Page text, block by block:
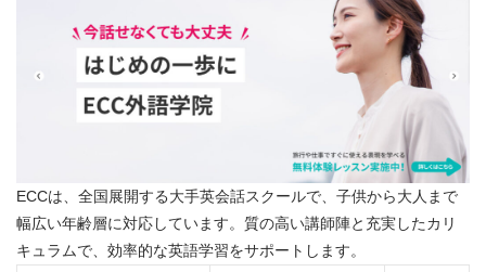
ECCは、全国展開する大手英会話スクールで、子供から大人まで
幅広い年齢層に対応しています。質の高い講師陣と充実したカリ
キュラムで、効率的な英語学習をサポートします。